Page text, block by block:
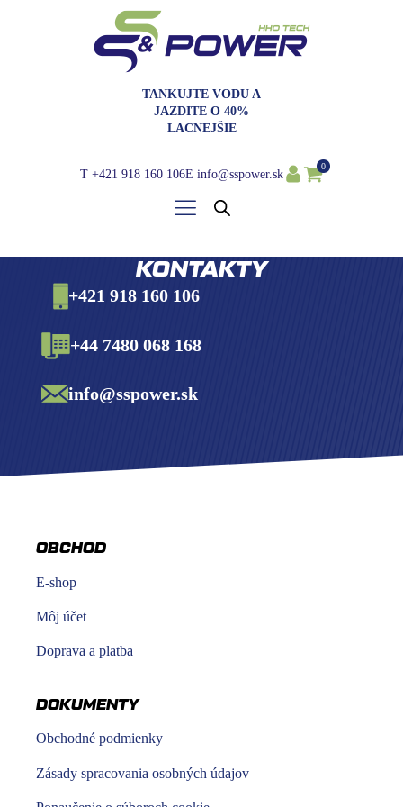
TANKUJTE VODU A
JAZDITE O 40%
LACNEJŠIE
T +421 918 160 106E info@sspower.sk
0
KONTAKTY
+421 918 160 106
+44 7480 068 168
info@sspower.sk
OBCHOD
E-shop
Môj účet
Doprava a platba
DOKUMENTY
Obchodné podmienky
Zásady spracovania osobných údajov